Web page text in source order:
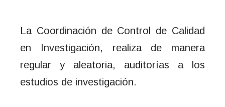
La Coordinación de Control de Calidad
en Investigación, realiza de manera
regular y aleatoria, auditorías a los
estudios de investigación.